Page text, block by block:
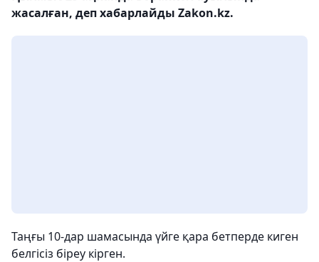
жасалған, деп хабарлайды Zakon.kz.
Таңғы 10-дар шамасында үйге қара бетперде киген
белгісіз біреу кірген.